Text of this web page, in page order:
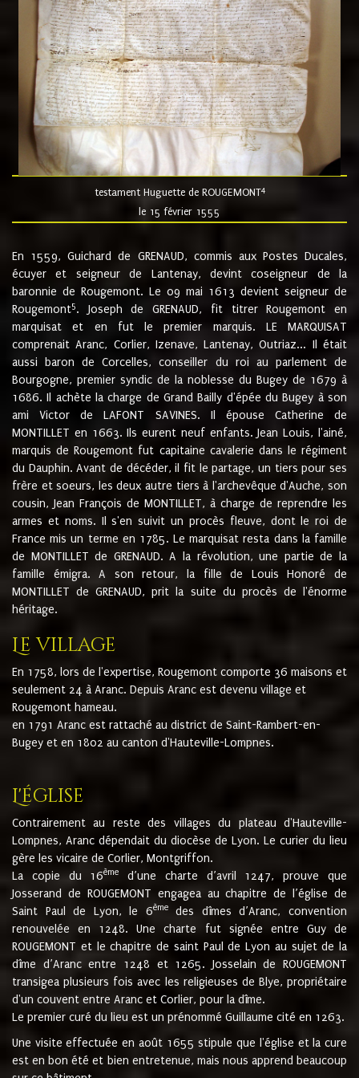
testament Huguette de ROUGEMONT4
le 15 février 1555
En 1559, Guichard de GRENAUD, commis aux Postes Ducales,
écuyer et seigneur de Lantenay, devint coseigneur de la
baronnie de Rougemont. Le 09 mai 1613 devient seigneur de
Rougemont5. Joseph de GRENAUD, fit titrer Rougemont en
marquisat et en fut le premier marquis. LE MARQUISAT
comprenait Aranc, Corlier, Izenave, Lantenay, Outriaz... Il était
aussi baron de Corcelles, conseiller du roi au parlement de
Bourgogne, premier syndic de la noblesse du Bugey de 1679 à
1686. Il achète la charge de Grand Bailly d'épée du Bugey à son
ami Victor de LAFONT SAVINES. Il épouse Catherine de
MONTILLET en 1663. Ils eurent neuf enfants. Jean Louis, l'ainé,
marquis de Rougemont fut capitaine cavalerie dans le régiment
du Dauphin. Avant de décéder, il fit le partage, un tiers pour ses
frère et soeurs, les deux autre tiers à l'archevêque d'Auche, son
cousin, Jean François de MONTILLET, à charge de reprendre les
armes et noms. Il s'en suivit un procès fleuve, dont le roi de
France mis un terme en 1785. Le marquisat resta dans la famille
de MONTILLET de GRENAUD. A la révolution, une partie de la
famille émigra. A son retour, la fille de Louis Honoré de
MONTILLET de GRENAUD, prit la suite du procès de l'énorme
héritage.
Le village
En 1758, lors de l'expertise, Rougemont comporte 36 maisons et
seulement 24 à Aranc. Depuis Aranc est devenu village et
Rougemont hameau.
en 1791 Aranc est rattaché au district de Saint-Rambert-en-
Bugey et en 1802 au canton d'Hauteville-Lompnes.
L'église
Contrairement au reste des villages du plateau d'Hauteville-
Lompnes, Aranc dépendait du diocèse de Lyon. Le curier du lieu
gère les vicaire de Corlier, Montgriffon.
La copie du 16ème
d’une charte d’avril 1247, prouve que
Josserand de ROUGEMONT engagea au chapitre de l’église de
Saint Paul de Lyon, le 6èmedes dîmes d’Aranc, convention
renouvelée en 1248. Une charte fut signée entre Guy de
ROUGEMONT et le chapitre de saint Paul de Lyon au sujet de la
dîme d’Aranc entre 1248 et 1265. Josselain de ROUGEMONT
transigea plusieurs fois avec les religieuses de Blye, propriétaire
d'un couvent entre Aranc et Corlier, pour la dîme.
Le premier curé du lieu est un prénommé Guillaume cité en 1263.
Une visite effectuée en août 1655 stipule que l'église et la cure
est en bon été et bien entretenue, mais nous apprend beaucoup